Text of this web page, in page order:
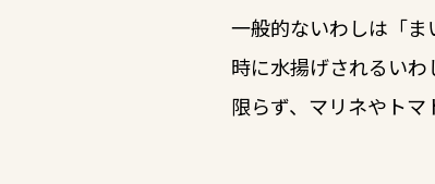
一般的ないわしは「
時に水揚げされるい
限らず、マリネやトマ